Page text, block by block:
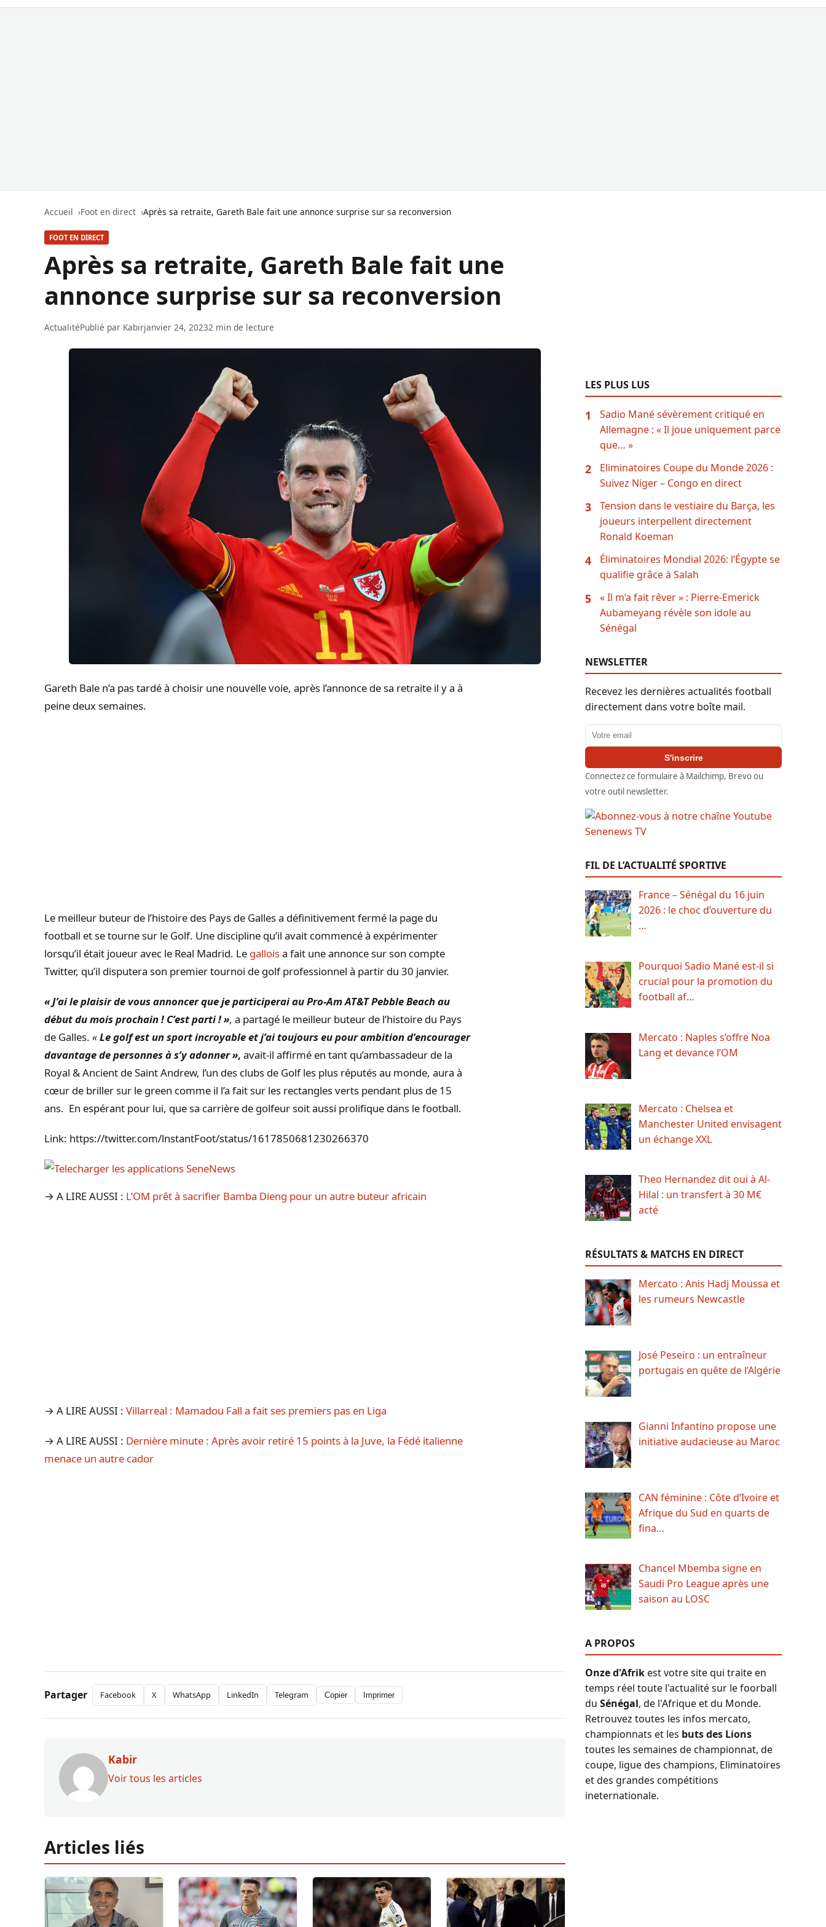
Accueil Foot en direct Après sa retraite, Gareth Bale fait une annonce surprise sur sa reconversion
FOOT EN DIRECT
Après sa retraite, Gareth Bale fait une
annonce surprise sur sa reconversion
ActualitéPublié par Kabirjanvier 24, 20232 min de lecture
Gareth Bale n’a pas tardé à choisir une nouvelle voie, après l’annonce de sa retraite il y a à
peine deux semaines.
Le meilleur buteur de l’histoire des Pays de Galles a définitivement fermé la page du
football et se tourne sur le Golf. Une discipline qu’il avait commencé à expérimenter
lorsqu’il était joueur avec le Real Madrid. Le galloisa fait une annonce sur son compte
Twitter, qu’il disputera son premier tournoi de golf professionnel à partir du 30 janvier.
« J’ai le plaisir de vous annoncer que je participerai au Pro-Am AT&T Pebble Beach au
début du mois prochain ! C’est parti ! », a partagé le meilleur buteur de l’histoire du Pays
de Galles. «Le golf est un sport incroyable et j’ai toujours eu pour ambition d’encourager
davantage de personnes à s’y adonner », avait-il affirmé en tant qu’ambassadeur de la
Royal & Ancient de Saint Andrew, l’un des clubs de Golf les plus réputés au monde, aura à
cœur de briller sur le green comme il l’a fait sur les rectangles verts pendant plus de 15
ans. En espérant pour lui, que sa carrière de golfeur soit aussi prolifique dans le football.
Link: https://twitter.com/lnstantFoot/status/1617850681230266370
→ A LIRE AUSSI : L’OM prêt à sacrifier Bamba Dieng pour un autre buteur africain
→ A LIRE AUSSI : Villarreal : Mamadou Fall a fait ses premiers pas en Liga
→ A LIRE AUSSI : Dernière minute : Après avoir retiré 15 points à la Juve, la Fédé italienne
menace un autre cador
Partager Facebook X WhatsApp LinkedIn Telegram Copier Imprimer
Kabir
Voir tous les articles
Articles liés
LES PLUS LUS
1
Sadio Mané sévèrement critiqué en
Allemagne : « Il joue uniquement parce
que… »
2
Eliminatoires Coupe du Monde 2026 :
Suivez Niger – Congo en direct
3
Tension dans le vestiaire du Barça, les
joueurs interpellent directement
Ronald Koeman
4
Éliminatoires Mondial 2026: l’Égypte se
qualifie grâce à Salah
5
« Il m’a fait rêver » : Pierre-Emerick
Aubameyang révèle son idole au
Sénégal
NEWSLETTER
Recevez les dernières actualités football
directement dans votre boîte mail.
Adresse email
S'inscrire
Connectez ce formulaire à Mailchimp, Brevo ou
votre outil newsletter.
FIL DE L’ACTUALITÉ SPORTIVE
France – Sénégal du 16 juin
2026 : le choc d’ouverture du
…
Pourquoi Sadio Mané est-il si
crucial pour la promotion du
football af…
Mercato : Naples s’offre Noa
Lang et devance l’OM
Mercato : Chelsea et
Manchester United envisagent
un échange XXL
Theo Hernandez dit oui à Al-
Hilal : un transfert à 30 M€
acté
RÉSULTATS & MATCHS EN DIRECT
Mercato : Anis Hadj Moussa et
les rumeurs Newcastle
José Peseiro : un entraîneur
portugais en quête de l’Algérie
Gianni Infantino propose une
initiative audacieuse au Maroc
CAN féminine : Côte d’Ivoire et
Afrique du Sud en quarts de
fina…
Chancel Mbemba signe en
Saudi Pro League après une
saison au LOSC
A PROPOS
Onze d'Afrikest votre site qui traite en
temps réel toute l'actualité sur le foorball
du Sénégal, de l'Afrique et du Monde.
Retrouvez toutes les infos mercato,
championnats et les buts des Lions
toutes les semaines de championnat, de
coupe, ligue des champions, Eliminatoires
et des grandes compétitions
ineternationale.